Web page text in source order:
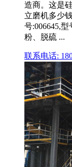
造商。这是
立磨机多少
号:006645,
粉、脱硫 ...
联系电话: